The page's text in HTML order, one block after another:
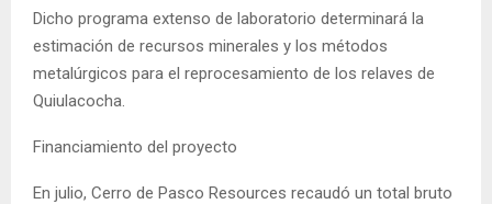
Dicho programa extenso de laboratorio determinará la
estimación de recursos minerales y los métodos
metalúrgicos para el reprocesamiento de los relaves de
Quiulacocha.
Financiamiento del proyecto
En julio, Cerro de Pasco Resources recaudó un total bruto